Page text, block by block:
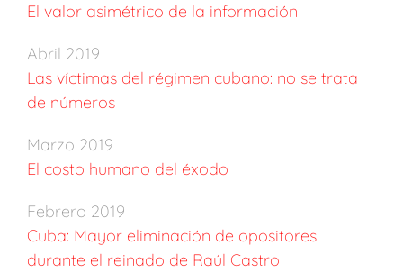
El valor asimétrico de la información
Abril 2019
Las víctimas del régimen cubano: no se trata
de números
Marzo 2019
El costo humano del éxodo
Febrero 2019
Cuba: Mayor eliminación de opositores
durante el reinado de Raúl Castro